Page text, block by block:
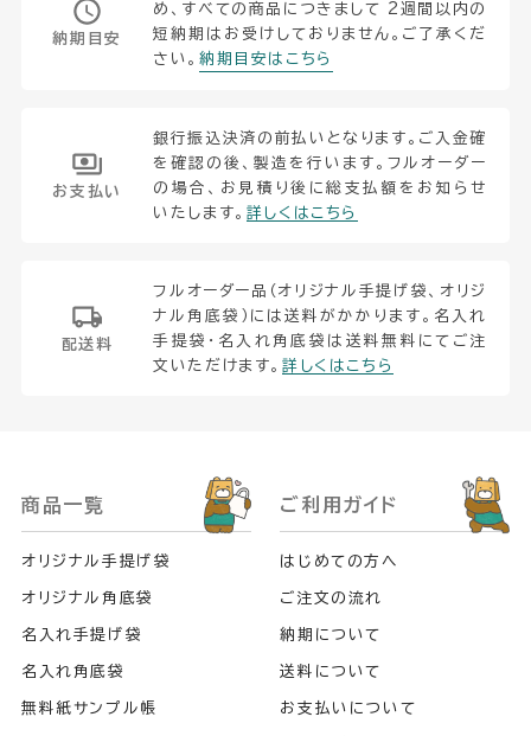
納期目安
め、すべての商品につきまして 2週間以内の
短納期はお受けしておりません。ご了承くだ
さい。納期目安はこちら
お支払い
銀行振込決済の前払いとなります。ご入金確
を確認の後、製造を行います。フルオーダー
の場合、お見積り後に総支払額をお知らせ
いたします。 詳しくはこちら
配送料
フルオーダー品（オリジナル手提げ袋、オリジ
ナル角底袋）には送料がかかります。名入れ
手提袋・名入れ角底袋は送料無料にてご注
文いただけます。詳しくはこちら
商品一覧
オリジナル手提げ袋
オリジナル角底袋
名入れ手提げ袋
名入れ角底袋
無料紙サンプル帳
ご利用ガイド
はじめての方へ
ご注文の流れ
納期について
送料について
お支払いについて